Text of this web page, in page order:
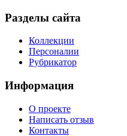
Разделы сайта
Коллекции
Персоналии
Рубрикатор
Информация
О проекте
Написать отзыв
Контакты